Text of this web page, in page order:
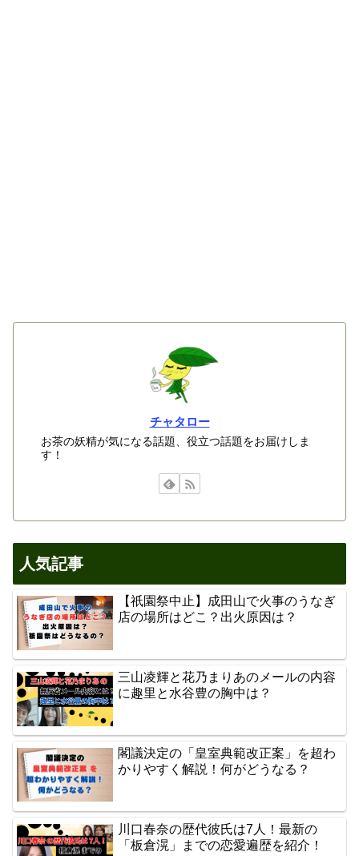
チャタロー
お茶の妖精が気になる話題、役立つ話題をお届けしま
す！
人気記事
【祇園祭中止】成田山で火事のうなぎ
店の場所はどこ？出火原因は？
三山凌輝と花乃まりあのメールの内容
に趣里と水谷豊の胸中は？
閣議決定の「皇室典範改正案」を超わ
かりやすく解説！何がどうなる？
川口春奈の歴代彼氏は7人！最新の
「板倉滉」までの恋愛遍歴を紹介！